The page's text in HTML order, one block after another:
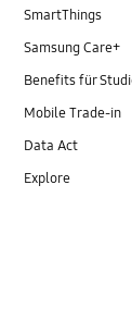
SmartThings
Samsung Care+
Benefits für
Mobile Trade-in
Data Act
Explore